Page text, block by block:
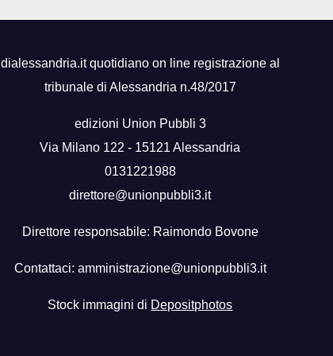
dialessandria.it quotidiano on line registrazione al
tribunale di Alessandria n.48/2017
edizioni Union Pubbli 3
Via Milano 122 - 15121 Alessandria
0131221988
direttore@unionpubbli3.it
Direttore responsabile: Raimondo Bovone
Contattaci: amministrazione@unionpubbli3.it
Stock immagini di Depositphotos